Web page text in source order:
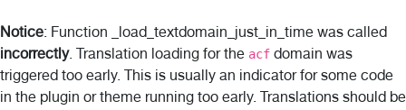
Notice: Function _load_textdomain_just_in_time was called
incorrectly. Translation loading for the acf domain was
triggered too early. This is usually an indicator for some code
in the plugin or theme running too early. Translations should be